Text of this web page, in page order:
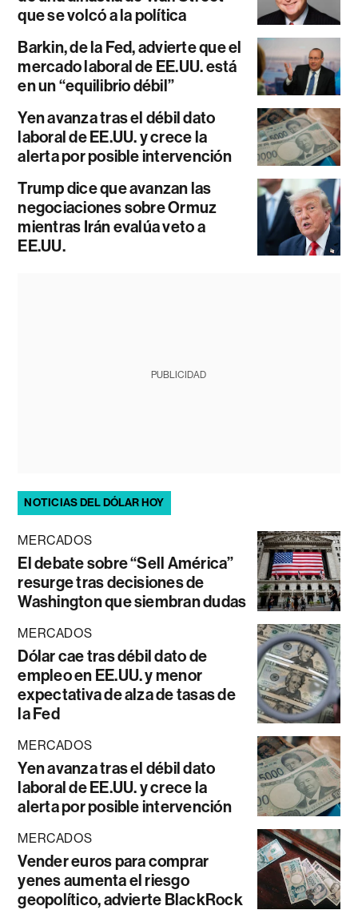
que se volcó a la política
Barkin, de la Fed, advierte que el
mercado laboral de EE.UU. está
en un “equilibrio débil”
Yen avanza tras el débil dato
laboral de EE.UU. y crece la
alerta por posible intervención
Trump dice que avanzan las
negociaciones sobre Ormuz
mientras Irán evalúa veto a
EE.UU.
PUBLICIDAD
NOTICIAS DEL DÓLAR HOY
MERCADOS
El debate sobre “Sell América”
resurge tras decisiones de
Washington que siembran dudas
MERCADOS
Dólar cae tras débil dato de
empleo en EE.UU. y menor
expectativa de alza de tasas de
la Fed
MERCADOS
Yen avanza tras el débil dato
laboral de EE.UU. y crece la
alerta por posible intervención
MERCADOS
Vender euros para comprar
yenes aumenta el riesgo
geopolítico, advierte BlackRock